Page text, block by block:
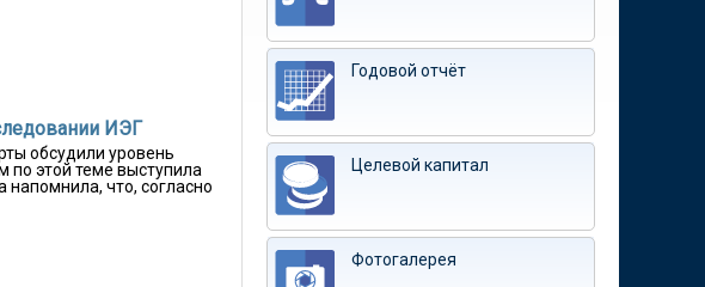
ИЭГ
обсудили уровень
по этой теме выступила
что, согласно
Годовой отчёт
Целевой капитал
Фотогалерея